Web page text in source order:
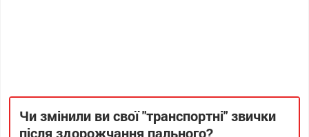
Чи змінили ви свої "транспортні" звички
після здорожчання пального?